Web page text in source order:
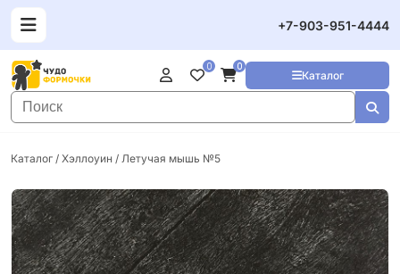
+7-903-951-4444
Каталог
0 0
Каталог / Хэллоуин / Летучая мышь №5